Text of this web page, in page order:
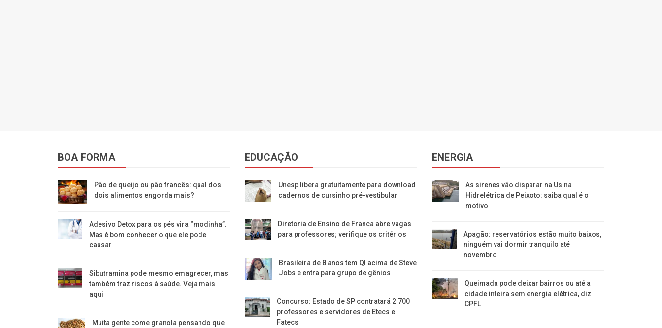
BOA FORMA
Pão de queijo ou pão francês: qual dos
dois alimentos engorda mais?
Adesivo Detox para os pés vira “modinha”.
Mas é bom conhecer o que ele pode
causar
Sibutramina pode mesmo emagrecer, mas
também traz riscos à saúde. Veja mais
aqui
Muita gente come granola pensando que
EDUCAÇÃO
Unesp libera gratuitamente para download
cadernos de cursinho pré-vestibular
Diretoria de Ensino de Franca abre vagas
para professores; verifique os critérios
Brasileira de 8 anos tem QI acima de Steve
Jobs e entra para grupo de gênios
Concurso: Estado de SP contratará 2.700
professores e servidores de Etecs e
Fatecs
ENERGIA
As sirenes vão disparar na Usina
Hidrelétrica de Peixoto: saiba qual é o
motivo
Apagão: reservatórios estão muito baixos,
ninguém vai dormir tranquilo até
novembro
Queimada pode deixar bairros ou até a
cidade inteira sem energia elétrica, diz
CPFL